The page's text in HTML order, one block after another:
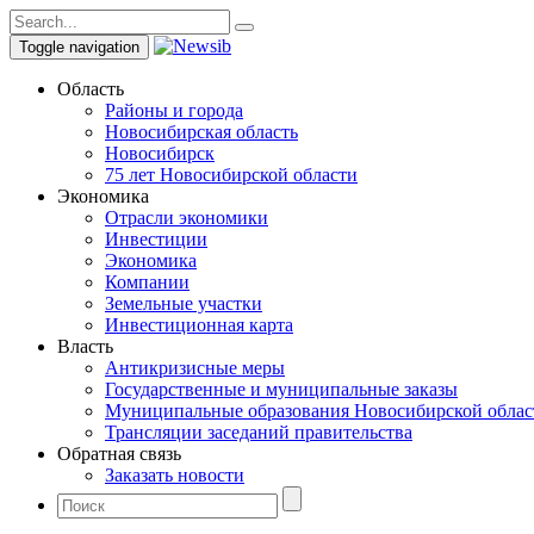
Toggle navigation
Область
Районы и города
Новосибирская область
Новосибирск
75 лет Новосибирской области
Экономика
Отрасли экономики
Инвестиции
Экономика
Компании
Земельные участки
Инвестиционная карта
Власть
Антикризисные меры
Государственные и муниципальные заказы
Муниципальные образования Новосибирской
Трансляции заседаний правительства
Обратная связь
Заказать новости